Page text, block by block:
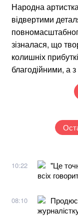
Народна
відвертими
зізналася, що
колишніх
благодійними, а
10:22
"Це
всіх
08:10